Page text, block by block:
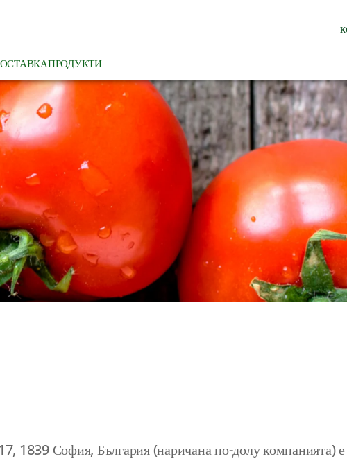
ПРОДУКТИ
София, България (наричана по-долу компанията) е